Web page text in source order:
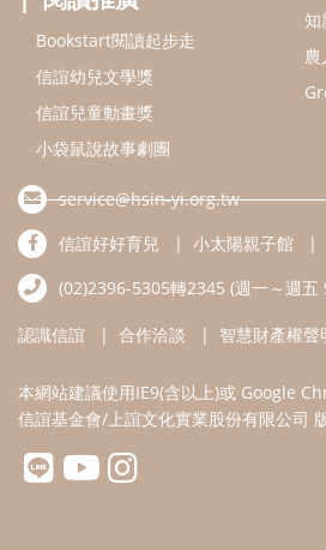
認識信誼 合作洽談 智慧財產權聲
本網站建議使用IE9(含以上)或 Google
信誼基金會/上誼文化實業股份有限公司